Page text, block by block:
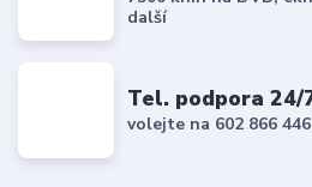
další
Tel. podpora 24/
volejte na 602 866